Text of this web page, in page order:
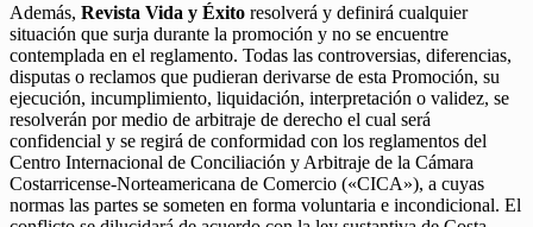
Además, Revista Vida y Éxito resolverá y definirá cualquier
situación que surja durante la promoción y no se encuentre
contemplada en el reglamento. Todas las controversias, diferencias,
disputas o reclamos que pudieran derivarse de esta Promoción, su
ejecución, incumplimiento, liquidación, interpretación o validez, se
resolverán por medio de arbitraje de derecho el cual será
confidencial y se regirá de conformidad con los reglamentos del
Centro Internacional de Conciliación y Arbitraje de la Cámara
Costarricense-Norteamericana de Comercio («CICA»), a cuyas
normas las partes se someten en forma voluntaria e incondicional. El